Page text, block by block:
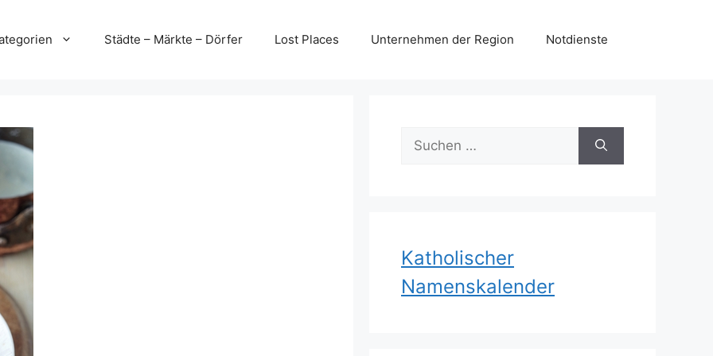
Städte – Märkte – Dörfer Lost Places Unternehmen der Region Notdienste
Suchen
nach:
Katholischer
Namenskalender